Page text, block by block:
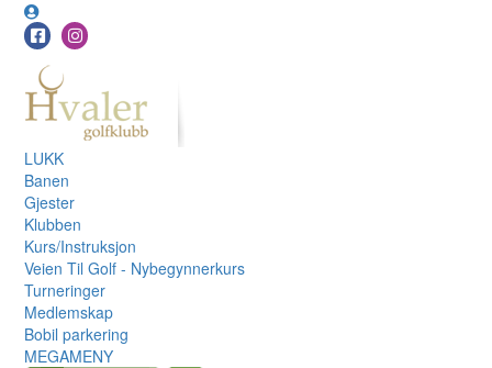
LUKK
Banen
Gjester
Klubben
Kurs/Instruksjon
Veien Til Golf - Nybegynnerkurs
Turneringer
Medlemskap
Bobil parkering
MEGAMENY